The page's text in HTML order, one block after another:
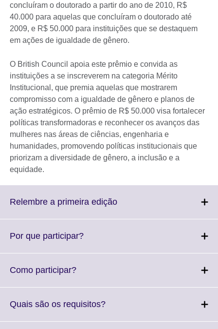
concluíram o doutorado a partir do ano de 2010, R$
40.000 para aquelas que concluíram o doutorado até
2009, e R$ 50.000 para instituições que se destaquem
em ações de igualdade de gênero.
O British Council apoia este prêmio e convida as
instituições a se inscreverem na categoria Mérito
Institucional, que premia aquelas que mostrarem
compromisso com a igualdade de gênero e planos de
ação estratégicos. O prêmio de R$ 50.000 visa fortalecer
políticas transformadoras e reconhecer os avanços das
mulheres nas áreas de ciências, engenharia e
humanidades, promovendo políticas institucionais que
priorizam a diversidade de gênero, a inclusão e a
equidade.
Relembre a primeira ediçãoClick
Por que participar?Click
Como participar?Click
More
Quais são os requisitos?Click